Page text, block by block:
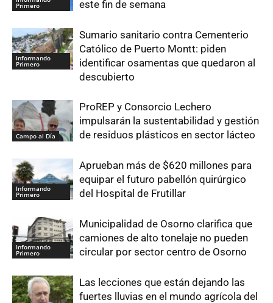
Primero este fin de semana
Informando
Primero
Sumario sanitario contra Cementerio
Católico de Puerto Montt: piden
identificar osamentas que quedaron al
descubierto
Campo al Día
ProREP y Consorcio Lechero
impulsarán la sustentabilidad y gestión
de residuos plásticos en sector lácteo
Informando
Primero
Aprueban más de $620 millones para
equipar el futuro pabellón quirúrgico
del Hospital de Frutillar
Informando
Primero
Municipalidad de Osorno clarifica que
camiones de alto tonelaje no pueden
circular por sector centro de Osorno
Las lecciones que están dejando las
fuertes lluvias en el mundo agrícola del